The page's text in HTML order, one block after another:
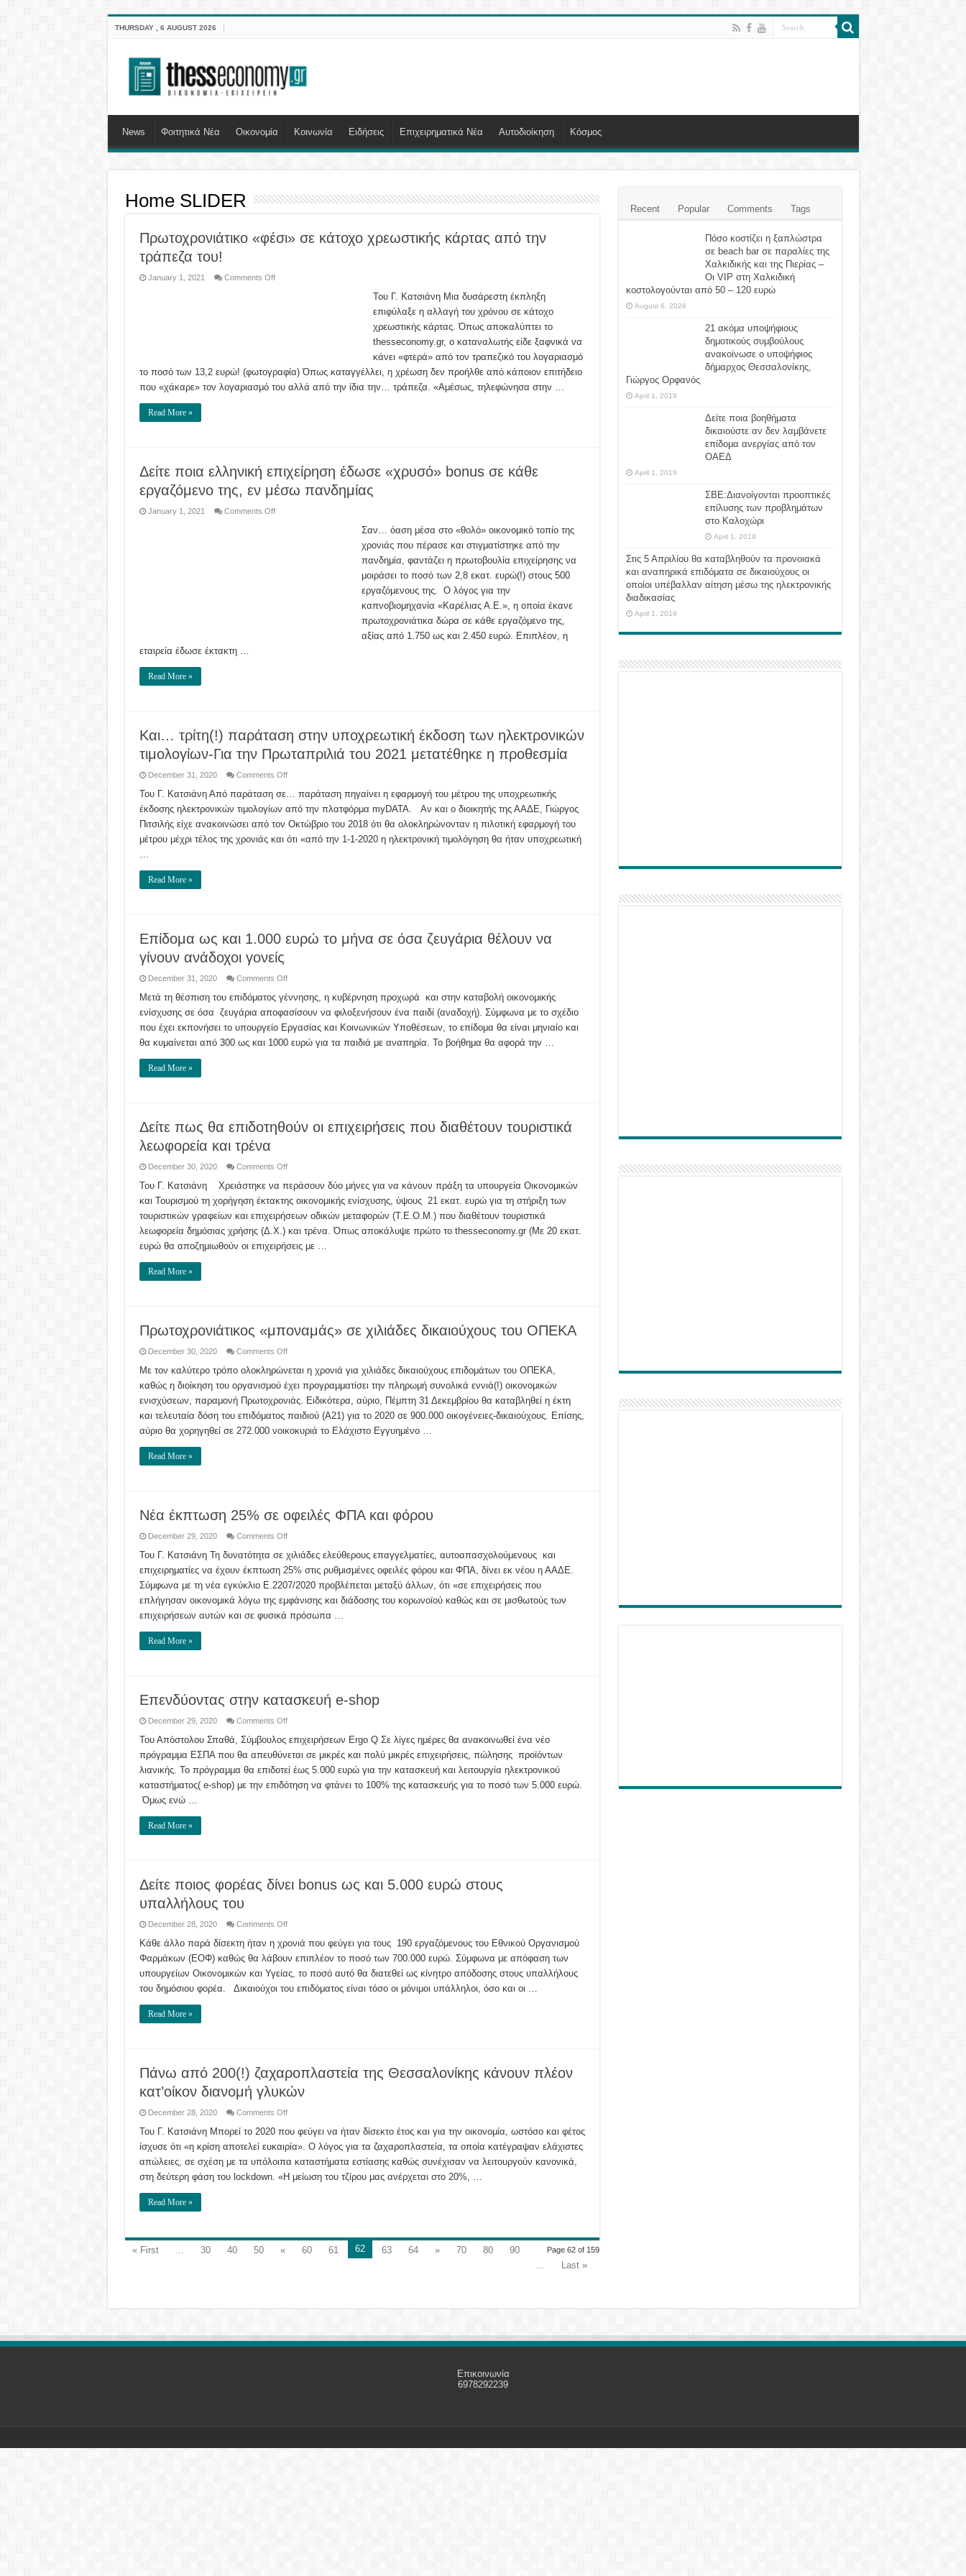
THURSDAY , 6 AUGUST 2026
News Φοιτητικά Νέα Οικονομία Κοινωνία Ειδήσεις Επιχειρηματικά Νέα Αυτοδιοίκηση Κόσμος
Home SLIDER
Πρωτοχρονιάτικο «φέσι» σε κάτοχο χρεωστικής κάρτας από την
τράπεζα του!
January 1, 2021 Comments Offon
Του Γ. Κατσιάνη Μια δυσάρεστη έκπληξη
επιφύλαξε η αλλαγή του χρόνου σε κάτοχο
χρεωστικής κάρτας. Όπως αποκαλύπτει το
thesseconomy.gr, ο καταναλωτής είδε ξαφνικά να
κάνει «φτερά» από τον τραπεζικό του λογαριασμό
το ποσό των 13,2 ευρώ! (φωτογραφία) Όπως καταγγέλλει, η χρέωση δεν προήλθε από κάποιον επιτήδειο
που «χάκαρε» τον λογαριασμό του αλλά από την ίδια την… τράπεζα. «Αμέσως, τηλεφώνησα στην …
Read More »
Δείτε ποια ελληνική επιχείρηση έδωσε «χρυσό» bonus σε κάθε
εργαζόμενο της, εν μέσω πανδημίας
January 1, 2021 Comments Offon
Σαν… όαση μέσα στο «θολό» οικονομικό τοπίο της
χρονιάς που πέρασε και στιγματίστηκε από την
πανδημία, φαντάζει η πρωτοβουλία επιχείρησης να
μοιράσει το ποσό των 2,8 εκατ. ευρώ(!) στους 500
εργαζόμενους της. Ο λόγος για την
καπνοβιομηχανία «Καρέλιας Α.Ε.», η οποία έκανε
πρωτοχρονιάτικα δώρα σε κάθε εργαζόμενο της,
αξίας από 1.750 ως και 2.450 ευρώ. Επιπλέον, η
εταιρεία έδωσε έκτακτη …
Read More »
Και… τρίτη(!) παράταση στην υποχρεωτική έκδοση των ηλεκτρονικών
τιμολογίων-Για την Πρωταπριλιά του 2021 μετατέθηκε η προθεσμία
December 31, 2020 Comments Offon
τρίτη(!)
παράταση
στην
υποχρεωτική
έκδοση
των
ηλεκτρονικών
Του Γ. Κατσιάνη Από παράταση σε… παράταση πηγαίνει η εφαρμογή του μέτρου της υποχρεωτικής
έκδοσης ηλεκτρονικών τιμολογίων από την πλατφόρμα myDATA. Αν και ο διοικητής της ΑΑΔΕ, Γιώργος
Πιτσιλής είχε ανακοινώσει από τον Οκτώβριο του 2018 ότι θα ολοκληρώνονταν η πιλοτική εφαρμογή του
μέτρου μέχρι τέλος της χρονιάς και ότι «από την 1-1-2020 η ηλεκτρονική τιμολόγηση θα ήταν υποχρεωτική
…
Read More »
Επίδομα ως και 1.000 ευρώ το μήνα σε όσα ζευγάρια θέλουν να
γίνουν ανάδοχοι γονείς
December 31, 2020 Comments Offon
ως
και
1.000
το
μήνα
σε
Μετά τη θέσπιση του επιδόματος γέννησης, η κυβέρνηση προχωρά και στην καταβολή οικονομικής
ενίσχυσης σε όσα ζευγάρια αποφασίσουν να φιλοξενήσουν ένα παιδί (αναδοχή). Σύμφωνα με το σχέδιο
που έχει εκπονήσει το υπουργείο Εργασίας και Κοινωνικών Υποθέσεων, το επίδομα θα είναι μηνιαίο και
θα κυμαίνεται από 300 ως και 1000 ευρώ για τα παιδιά με αναπηρία. Το βοήθημα θα αφορά την …
Read More »
Δείτε πως θα επιδοτηθούν οι επιχειρήσεις που διαθέτουν τουριστικά
λεωφορεία και τρένα
December 30, 2020 Comments Offon
πως
θα
επιδοτηθούν
οι
επιχειρήσεις
διαθέτουν
τουριστικά
λεωφορεία
Του Γ. Κατσιάνη Χρειάστηκε να περάσουν δύο μήνες για να κάνουν πράξη τα υπουργεία Οικονομικών
και Τουρισμού τη χορήγηση έκτακτης οικονομικής ενίσχυσης, ύψους 21 εκατ. ευρώ για τη στήριξη των
τουριστικών γραφείων και επιχειρήσεων οδικών μεταφορών (Τ.Ε.Ο.Μ.) που διαθέτουν τουριστικά
λεωφορεία δημόσιας χρήσης (Δ.Χ.) και τρένα. Όπως αποκάλυψε πρώτο το thesseconomy.gr (Με 20 εκατ.
ευρώ θα αποζημιωθούν οι επιχειρήσεις με …
Read More »
Πρωτοχρονιάτικος «μποναμάς» σε χιλιάδες δικαιούχους του ΟΠΕΚΑ
December 30, 2020 Comments Offon
«μποναμάς»
σε
χιλιάδες
δικαιούχους
του
ΟΠΕΚΑ
Με τον καλύτερο τρόπο ολοκληρώνεται η χρονιά για χιλιάδες δικαιούχους επιδομάτων του ΟΠΕΚΑ,
καθώς η διοίκηση του οργανισμού έχει προγραμματίσει την πληρωμή συνολικά εννιά(!) οικονομικών
ενισχύσεων, παραμονή Πρωτοχρονιάς. Ειδικότερα, αύριο, Πέμπτη 31 Δεκεμβρίου θα καταβληθεί η έκτη
και τελευταία δόση του επιδόματος παιδιού (Α21) για το 2020 σε 900.000 οικογένειες-δικαιούχους. Επίσης,
αύριο θα χορηγηθεί σε 272.000 νοικοκυριά το Ελάχιστο Εγγυημένο …
Read More »
Νέα έκπτωση 25% σε οφειλές ΦΠΑ και φόρου
December 29, 2020 Comments Offon
έκπτωση
25%
σε
ΦΠΑ
και
φόρου
Του Γ. Κατσιάνη Τη δυνατότητα σε χιλιάδες ελεύθερους επαγγελματίες, αυτοαπασχολούμενους και
επιχειρηματίες να έχουν έκπτωση 25% στις ρυθμισμένες οφειλές φόρου και ΦΠΑ, δίνει εκ νέου η ΑΑΔΕ.
Σύμφωνα με τη νέα εγκύκλιο Ε.2207/2020 προβλέπεται μεταξύ άλλων, ότι «σε επιχειρήσεις που
επλήγησαν οικονομικά λόγω της εμφάνισης και διάδοσης του κορωνοϊού καθώς και σε μισθωτούς των
επιχειρήσεων αυτών και σε φυσικά πρόσωπα …
Read More »
Επενδύοντας στην κατασκευή e-shop
December 29, 2020 Comments Offon
στην
κατασκευή
e-
Του Απόστολου Σπαθά, Σύμβουλος επιχειρήσεων Ergo Q Σε λίγες ημέρες θα ανακοινωθεί ένα νέο
πρόγραμμα ΕΣΠΑ που θα απευθύνεται σε μικρές και πολύ μικρές επιχειρήσεις, πώλησης προϊόντων
λιανικής. Το πρόγραμμα θα επιδοτεί έως 5.000 ευρώ για την κατασκευή και λειτουργία ηλεκτρονικού
καταστήματος( e-shop) με την επιδότηση να φτάνει το 100% της κατασκευής για το ποσό των 5.000 ευρώ.
Όμως ενώ …
Read More »
Δείτε ποιος φορέας δίνει bonus ως και 5.000 ευρώ στους
υπαλλήλους του
December 28, 2020 Comments Offon
ποιος
φορέας
δίνει
ως
5.000
Κάθε άλλο παρά δίσεκτη ήταν η χρονιά που φεύγει για τους 190 εργαζόμενους του Εθνικού Οργανισμού
Φαρμάκων (ΕΟΦ) καθώς θα λάβουν επιπλέον το ποσό των 700.000 ευρώ. Σύμφωνα με απόφαση των
υπουργείων Οικονομικών και Υγείας, το ποσό αυτό θα διατεθεί ως κίνητρο απόδοσης στους υπαλλήλους
του δημόσιου φορέα. Δικαιούχοι του επιδόματος είναι τόσο οι μόνιμοι υπάλληλοι, όσο και οι …
Read More »
Πάνω από 200(!) ζαχαροπλαστεία της Θεσσαλονίκης κάνουν πλέον
κατ’οίκον διανομή γλυκών
December 28, 2020 Comments Offon
από
200(!)
ζαχαροπλαστεία
Θεσσαλονίκης
κάνουν
πλέον
Του Γ. Κατσιάνη Μπορεί το 2020 που φεύγει να ήταν δίσεκτο έτος και για την οικονομία, ωστόσο και φέτος
ίσχυσε ότι «η κρίση αποτελεί ευκαιρία». Ο λόγος για τα ζαχαροπλαστεία, τα οποία κατέγραψαν ελάχιστες
απώλειες, σε σχέση με τα υπόλοιπα καταστήματα εστίασης καθώς συνέχισαν να λειτουργούν κανονικά,
στη δεύτερη φάση του lockdown. «Η μείωση του τζίρου μας ανέρχεται στο 20%, …
Read More »
Page 62 of 159
« First ... 30 40 50 « 60 61 62 63 64 » 70 80
90
...
Last »
Recent Popular Comments Tags
Πόσο κοστίζει η ξαπλώστρα
σε beach bar σε παραλίες της
Χαλκιδικής και της Πιερίας –
Οι VIP στη Χαλκιδική
κοστολογούνται από 50 – 120 ευρώ
August 6, 2026
21 ακόμα υποψήφιους
δημοτικούς συμβούλους
ανακοίνωσε ο υποψήφιος
δήμαρχος Θεσσαλονίκης,
Γιώργος Ορφανός
April 1, 2019
Δείτε ποια βοηθήματα
δικαιούστε αν δεν λαμβάνετε
επίδομα ανεργίας από τον
ΟΑΕΔ
April 1, 2019
ΣΒΕ:Διανοίγονται προοπτικές
επίλυσης των προβλημάτων
στο Καλοχώρι
April 1, 2019
Στις 5 Απριλίου θα καταβληθούν τα προνοιακά
και αναπηρικά επιδόματα σε δικαιούχους οι
οποίοι υπέβαλλαν αίτηση μέσω της ηλεκτρονικής
διαδικασίας
April 1, 2019
Επικοινωνία
6978292239